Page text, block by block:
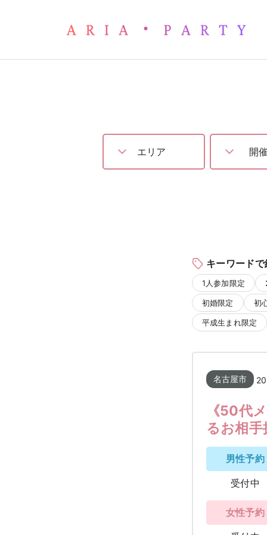
キーワード
1人参加限定
初婚限定 初
平成生まれ限定
名古屋市
《50代
るお相手
男性予約
受付中
女性予約